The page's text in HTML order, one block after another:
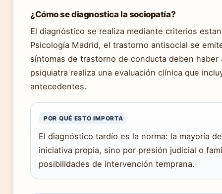
¿Cómo se diagnostica la sociopatía?
El diagnóstico se realiza mediante criterios
Psicología Madrid, el trastorno antisocial se
síntomas de trastorno de conducta deben
psiquiatra realiza una evaluación clínica que
antecedentes.
POR QUÉ ESTO IMPORTA
El diagnóstico tardío es la norma: la mayoría
iniciativa propia, sino por presión judicial o
posibilidades de intervención temprana.